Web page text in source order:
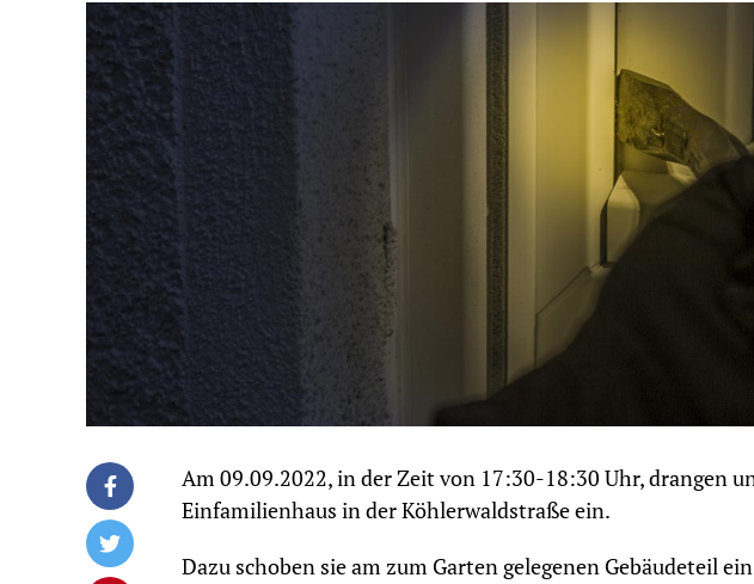
Am 09.09.2022, in der Zeit von 17:30-18:30 Uhr, drangen
Einfamilienhaus in der Köhlerwaldstraße ein.
Dazu schoben sie am zum Garten gelegenen Gebäudeteil